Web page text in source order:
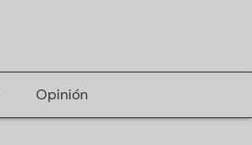
Opinión